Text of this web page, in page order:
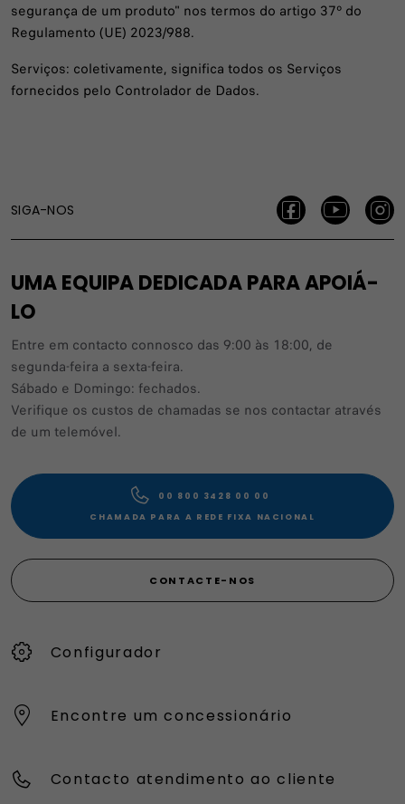
segurança de um produto" nos termos do artigo 37º do
Regulamento (UE) 2023/988.
Serviços: coletivamente, significa todos os Serviços
fornecidos pelo Controlador de Dados.
SIGA-NOS
UMA EQUIPA DEDICADA PARA APOIÁ-
LO
Entre em contacto connosco das 9:00 às 18:00, de
segunda-feira a sexta-feira.
Sábado e Domingo: fechados.
Verifique os custos de chamadas se nos contactar através
de um telemóvel.
00 800 3428 00 00​
CHAMADA PARA A REDE FIXA NACIONAL
CONTACTE-NOS
Configurador
Encontre um concessionário
Contacto atendimento ao cliente